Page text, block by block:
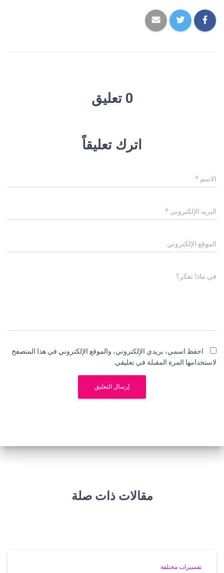
0 تعليق
اترك تعليقاً
الاسم *
البريد الإلكتروني *
الموقع الإلكتروني
في ماذا تفكر؟
احفظ اسمي، بريدي الإلكتروني، والموقع الإلكتروني في هذا المتصفح
لاستخدامها المرة المقبلة في تعليقي.
مقالات ذات صلة
تفسيرات مختلفة